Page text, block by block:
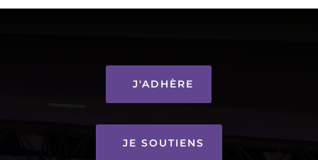
J'ADHÈRE
JE SOUTIENS